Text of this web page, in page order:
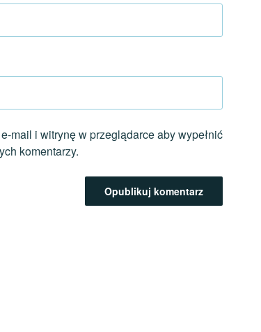
mail i witrynę w przeglądarce aby wypełnić
komentarzy.